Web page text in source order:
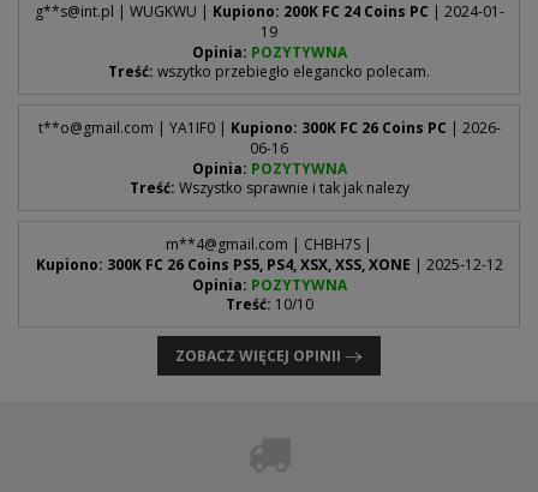
g**s@int.pl | WUGKWU | Kupiono: 200K FC 24 Coins PC | 2024-01-
19
Opinia: POZYTYWNA
Treść: wszytko przebiegło elegancko polecam.
t**o@gmail.com | YA1IF0 | Kupiono: 300K FC 26 Coins PC | 2026-
06-16
Opinia: POZYTYWNA
Treść: Wszystko sprawnie i tak jak nalezy
m**4@gmail.com | CHBH7S |
Kupiono: 300K FC 26 Coins PS5, PS4, XSX, XSS, XONE | 2025-12-12
Opinia: POZYTYWNA
Treść: 10/10
ZOBACZ WIĘCEJ OPINII